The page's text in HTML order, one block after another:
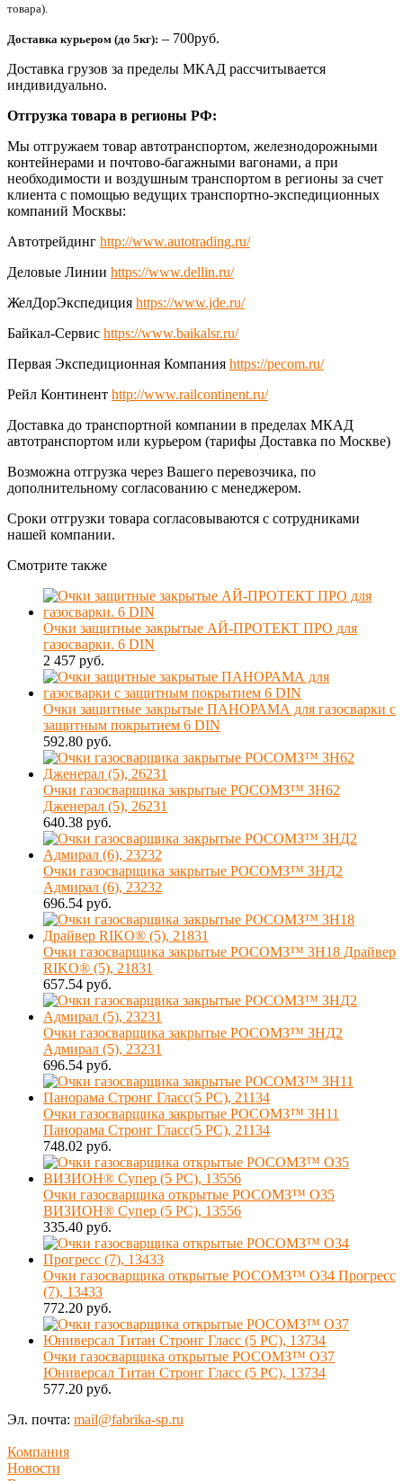
товара).
Доставка курьером (до 5кг): – 700руб.
Доставка грузов за пределы МКАД рассчитывается
индивидуально.
Отгрузка товара в регионы РФ:
Мы отгружаем товар автотранспортом, железнодорожными
контейнерами и почтово-багажными вагонами, а при
необходимости и воздушным транспортом в регионы за счет
клиента с помощью ведущих транспортно-экспедиционных
компаний Москвы:
Автотрейдинг http://www.autotrading.ru/
Деловые Линии https://www.dellin.ru/
ЖелДорЭкспедиция https://www.jde.ru/
Байкал-Сервис https://www.baikalsr.ru/
Первая Экспедиционная Компания https://pecom.ru/
Рейл Континент http://www.railcontinent.ru/
Доставка до транспортной компании в пределах МКАД
автотранспортом или курьером (тарифы Доставка по Москве)
Возможна отгрузка через Вашего перевозчика, по
дополнительному согласованию с менеджером.
Сроки отгрузки товара согласовываются с сотрудниками
нашей компании.
Смотрите также
Очки защитные закрытые АЙ-ПРОТЕКТ ПРО для
газосварки. 6 DIN
2 457 руб.
Очки защитные закрытые ПАНОРАМА для газосварки с
защитным покрытием 6 DIN
592.80 руб.
Очки газосварщика закрытые РОСОМЗ™ ЗН62
Дженерал (5), 26231
640.38 руб.
Очки газосварщика закрытые РОСОМЗ™ ЗНД2
Адмирал (6), 23232
696.54 руб.
Очки газосварщика закрытые РОСОМЗ™ ЗН18 Драйвер
RIKO® (5), 21831
657.54 руб.
Очки газосварщика закрытые РОСОМЗ™ ЗНД2
Адмирал (5), 23231
696.54 руб.
Очки газосварщика закрытые РОСОМЗ™ ЗН11
Панорама Стронг Гласс(5 РС), 21134
748.02 руб.
Очки газосварщика открытые РОСОМЗ™ О35
ВИЗИОН® Супер (5 PC), 13556
335.40 руб.
Очки газосварщика открытые РОСОМЗ™ О34 Прогресс
(7), 13433
772.20 руб.
Очки газосварщика открытые РОСОМЗ™ О37
Юниверсал Титан Стронг Гласс (5 PC), 13734
577.20 руб.
Эл. почта: mail@fabrika-sp.ru
Компания
Новости